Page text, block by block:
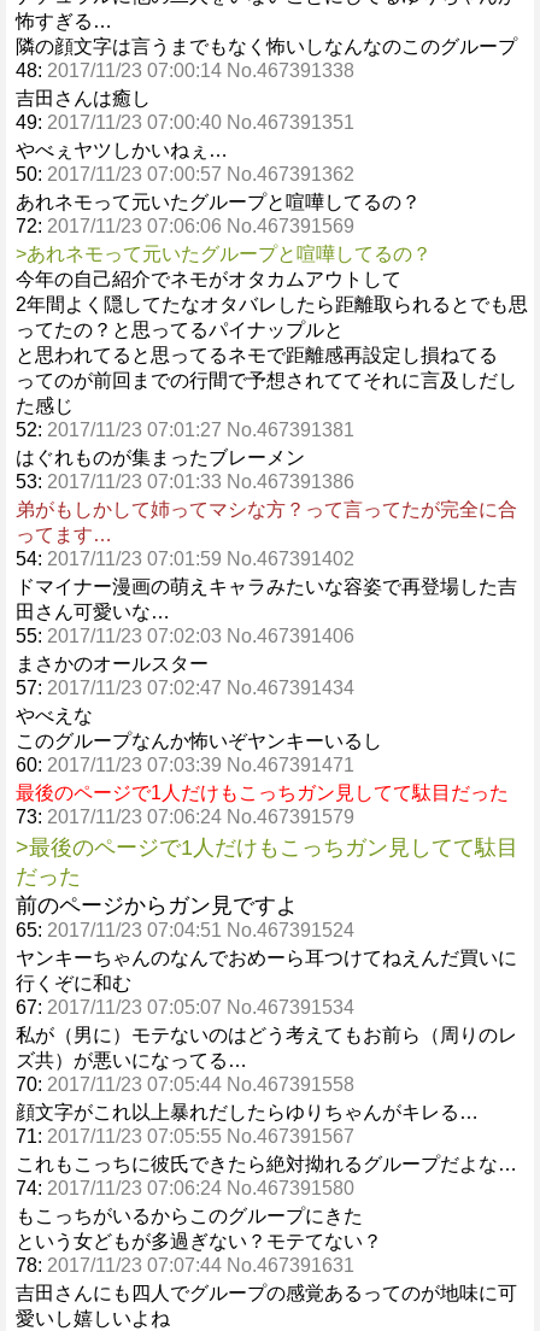
怖すぎる…
隣の顔文字は言うまでもなく怖いしなんなのこのグループ
48: 2017/11/23 07:00:14 No.467391338
吉田さんは癒し
49: 2017/11/23 07:00:40 No.467391351
やべぇヤツしかいねぇ…
50: 2017/11/23 07:00:57 No.467391362
あれネモって元いたグループと喧嘩してるの？
72: 2017/11/23 07:06:06 No.467391569
>あれネモって元いたグループと喧嘩してるの？
今年の自己紹介でネモがオタカムアウトして
2年間よく隠してたなオタバレしたら距離取られるとでも思
ってたの？と思ってるパイナップルと
と思われてると思ってるネモで距離感再設定し損ねてる
ってのが前回までの行間で予想されててそれに言及しだし
た感じ
52: 2017/11/23 07:01:27 No.467391381
はぐれものが集まったブレーメン
53: 2017/11/23 07:01:33 No.467391386
弟がもしかして姉ってマシな方？って言ってたが完全に合
ってます…
54: 2017/11/23 07:01:59 No.467391402
ドマイナー漫画の萌えキャラみたいな容姿で再登場した吉
田さん可愛いな…
55: 2017/11/23 07:02:03 No.467391406
まさかのオールスター
57: 2017/11/23 07:02:47 No.467391434
やべえな
このグループなんか怖いぞヤンキーいるし
60: 2017/11/23 07:03:39 No.467391471
最後のページで1人だけもこっちガン見してて駄目だった
73: 2017/11/23 07:06:24 No.467391579
>最後のページで1人だけもこっちガン見してて駄目
だった
前のページからガン見ですよ
65: 2017/11/23 07:04:51 No.467391524
ヤンキーちゃんのなんでおめーら耳つけてねえんだ買いに
行くぞに和む
67: 2017/11/23 07:05:07 No.467391534
私が（男に）モテないのはどう考えてもお前ら（周りのレ
ズ共）が悪いになってる…
70: 2017/11/23 07:05:44 No.467391558
顔文字がこれ以上暴れだしたらゆりちゃんがキレる…
71: 2017/11/23 07:05:55 No.467391567
これもこっちに彼氏できたら絶対拗れるグループだよな…
74: 2017/11/23 07:06:24 No.467391580
もこっちがいるからこのグループにきた
という女どもが多過ぎない？モテてない？
78: 2017/11/23 07:07:44 No.467391631
吉田さんにも四人でグループの感覚あるってのが地味に可
愛いし嬉しいよね